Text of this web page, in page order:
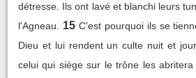
détresse. Ils ont lavé et blanchi leurs
l'Agneau.
15 C'est pourquoi ils se
Dieu et lui rendent un culte nuit et
celui qui siège sur le trône les abritera